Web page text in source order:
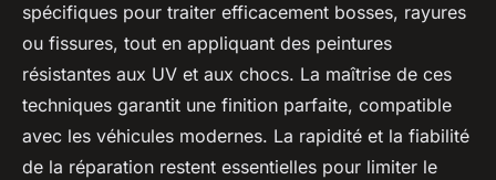
spécifiques pour traiter efficacement bosses, rayures
ou fissures, tout en appliquant des peintures
résistantes aux UV et aux chocs. La maîtrise de ces
techniques garantit une finition parfaite, compatible
avec les véhicules modernes. La rapidité et la fiabilité
de la réparation restent essentielles pour limiter le